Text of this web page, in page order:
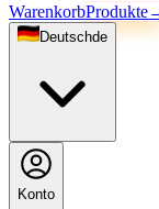
WarenkorbProdukte
Deutschde
Konto